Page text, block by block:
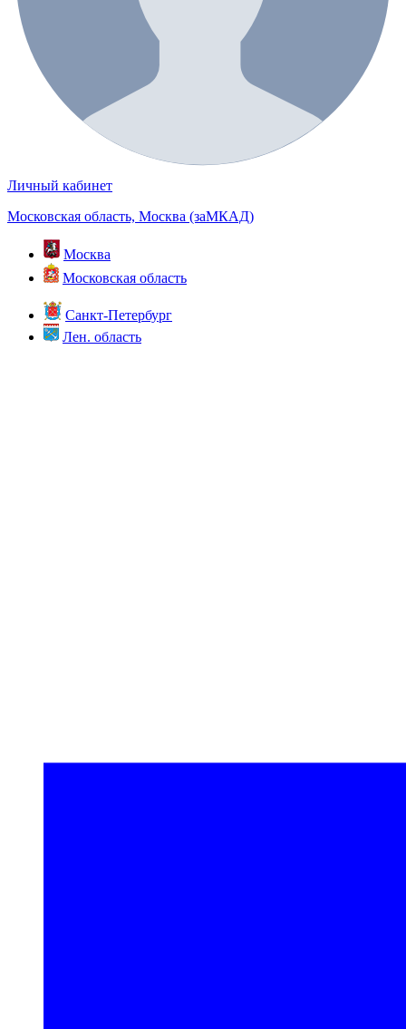
Личный кабинет
Московская область, Москва (заМКАД)
Москва
Московская область
Санкт-Петербург
Лен. область